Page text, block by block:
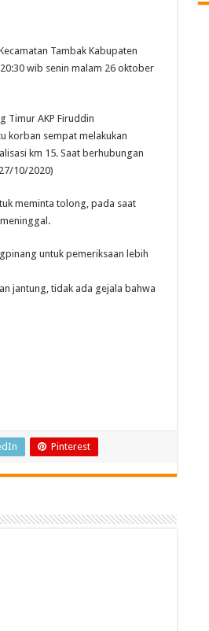
Tambak Kabupaten
wib senin malam 26 oktober
Timur AKP Firuddin
korban sempat melakukan
km 15. Saat berhubungan
10/2020)
meminta tolong, pada saat
untuk pemeriksaan lebih
jantung, tidak ada gejala bahwa
Pinterest